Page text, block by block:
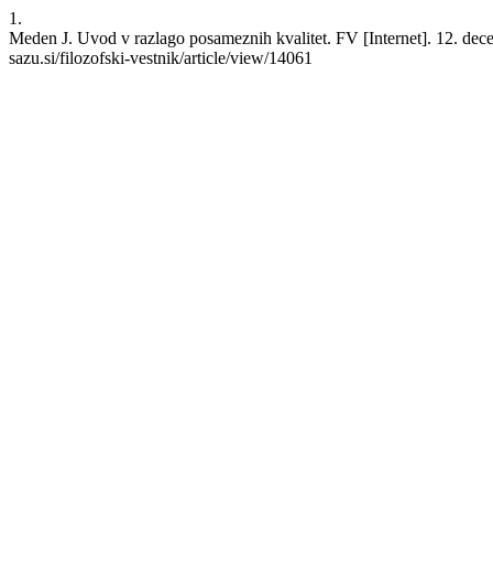
1.
Meden J. Uvod v razlago posameznih kvalitet. FV [Internet]. 12.
sazu.si/filozofski-vestnik/article/view/14061